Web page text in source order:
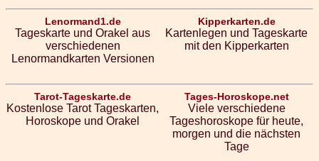
Lenormand1.de
Tageskarte und Orakel aus
verschiedenen
Lenormandkarten Versionen
Kipperkarten.de
Kartenlegen und Tageskarte
mit den Kipperkarten
Tarot-Tageskarte.de
Kostenlose Tarot Tageskarten,
Horoskope und Orakel
Tages-Horoskope.net
Viele verschiedene
Tageshoroskope für heute,
morgen und die nächsten
Tage